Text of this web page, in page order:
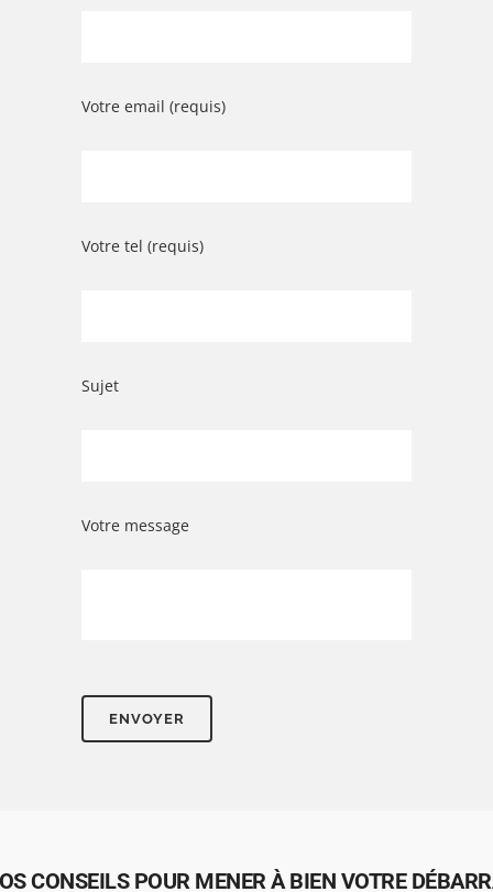
Votre email (requis)
Votre tel (requis)
Sujet
Votre message
CONSEILS POUR MENER À BIEN VOTRE